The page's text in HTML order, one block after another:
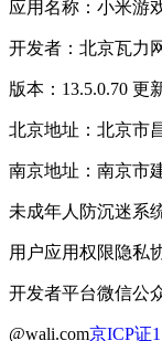
应用名称：小米游
开发者：北京瓦力
版本：13.5.0.70 更
北京地址：北京市
南京地址：南京市
未成年人防沉迷系
用户应用权限隐私
开发者平台微信公
@wali.com京ICP证